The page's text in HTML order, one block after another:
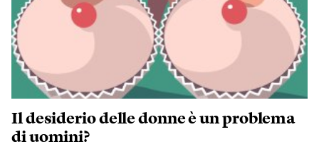
Il desiderio delle donne è un problema
di uomini?